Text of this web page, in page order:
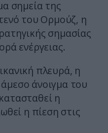
σημεία της
του Ορμούζ, η
σημασίας
ενέργειας.
πλευρά, η
άνοιγμα του
η
η πίεση στις